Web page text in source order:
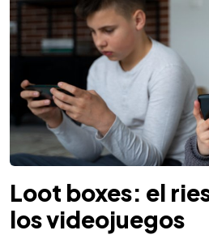
Loot boxes: el
los videojuegos